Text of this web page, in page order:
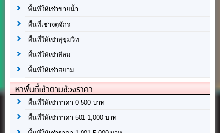
พื้นที่ให้เช่าขายน้ำ
พื้นที่เช่าจตุจักร
พื้นที่ให้เช่าสุขุมวิท
พื้นที่ให้เช่าสีลม
พื้นที่ให้เช่าสยาม
หาพื้นที่เช่าตามช่วงราคา
พื้นที่ให้เช่าราคา 0-500 บาท
พื้นที่ให้เช่าราคา 501-1,000 บาท